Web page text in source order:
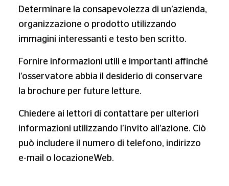
Determinare la consapevolezza di un’azienda,
organizzazione o prodotto utilizzando
immagini interessanti e testo ben scritto.
Fornire informazioni utili e importanti affinché
l’osservatore abbia il desiderio di conservare
la brochure per future letture.
Chiedere ai lettori di contattare per ulteriori
informazioni utilizzando l’invito all’azione. Ciò
può includere il numero di telefono, indirizzo
e-mail o locazioneWeb.